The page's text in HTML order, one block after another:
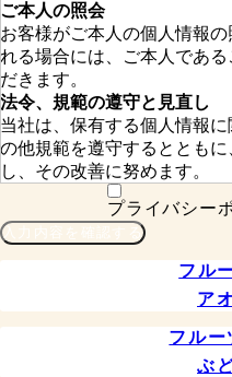
ご本人の照会
お客様がご本人の個人情報
れる場合には、ご本人であ
だきます。
法令、規範の遵守と見直し
当社は、保有する個人情報
の他規範を遵守するととも
し、その改善に努めます。
プライバシー
⼊⼒内容を確認する
フル
ア
フルー
ぶ